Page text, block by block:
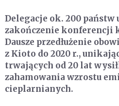
Delegacje ok. 200 państw
zakończenie konferencji
Dausze przedłużenie
z Kioto do 2020 r.,
trwających od 20 lat
zahamowania wzrostu
cieplarnianych.